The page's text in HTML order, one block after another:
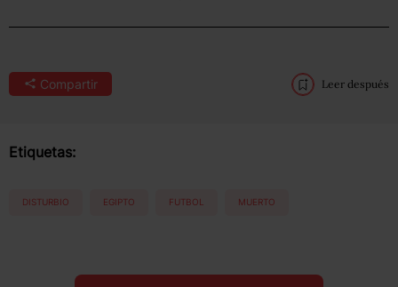
Compartir Leer después
Etiquetas:
DISTURBIO EGIPTO FUTBOL MUERTO